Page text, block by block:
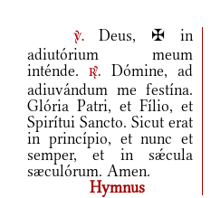
v.Deus, ✠ in
adiutórium meum
inténde.r.
Dómine, ad
adiuvándum me festína.
Glória Patri, et Fílio, et
Spirítui Sancto. Sicut erat
in princípio, et nunc et
semper, et in sǽcula
sæculórum. Amen.
Hymnus